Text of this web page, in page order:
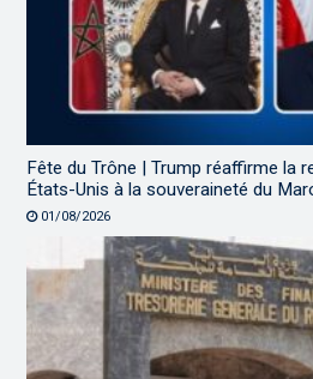
Fête du Trône | Trump réaffirme la
États-Unis à la souveraineté du
01/08/2026